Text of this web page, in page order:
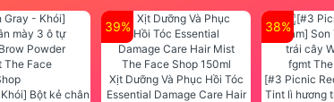
Bột kẻ chân
39%
Xịt Dưỡng Và Phục Hồi Tóc
Essential Damage Care Hair
38%
[#3 Picnic
Tint lì hương